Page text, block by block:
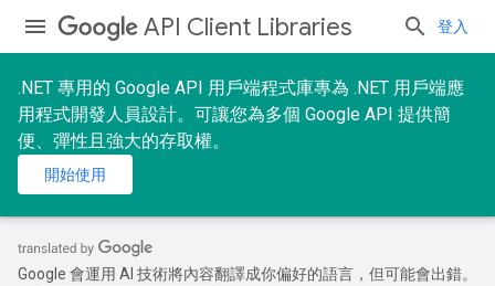
API Client Libraries 登入
.NET 專用的 Google API 用戶端程式庫專為 .NET 用戶端應
用程式開發人員設計。可讓您為多個 Google API 提供簡
便、彈性且強大的存取權。
開始使用
Google 會運用 AI 技術將內容翻譯成你偏好的語言，但可能會出錯。